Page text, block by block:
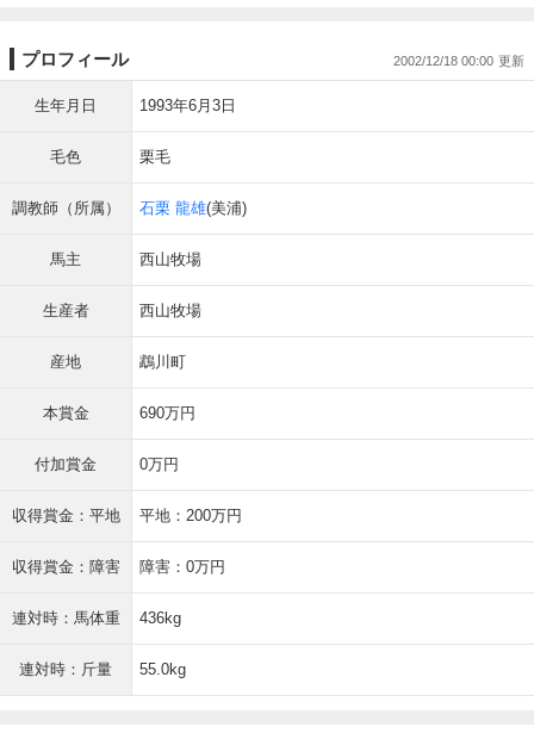
プロフィール 2002/12/18 00:00
生年月日 1993年6月3日
毛色 栗毛
調教師（所属） 石栗 龍雄(美浦)
馬主 西山牧場
生産者 西山牧場
産地 鵡川町
本賞金 690万円
付加賞金 0万円
収得賞金：平地 平地：200万円
収得賞金：障害 障害：0万円
連対時：馬体重 436kg
連対時：斤量 55.0kg